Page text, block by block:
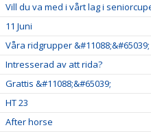
Vill du va med i vårt lag i
11 Juni
Våra ridgrupper &#11088;&#65039;
Intresserad av att rida?
Grattis &#11088;&#65039;
HT 23
After horse